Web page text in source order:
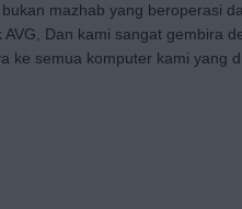
mazhab yang beroperasi
Dan kami sangat gembira
ke semua komputer kami yang